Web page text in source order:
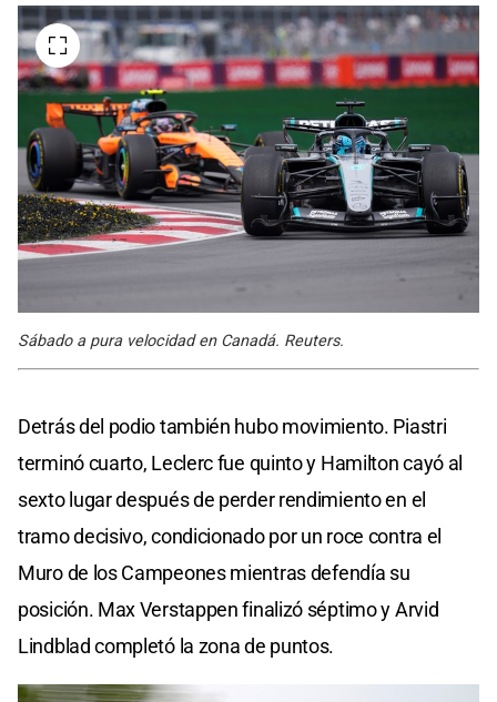
Sábado a pura velocidad en Canadá. Reuters.
Detrás del podio también hubo movimiento. Piastri
terminó cuarto, Leclerc fue quinto y Hamilton cayó al
sexto lugar después de perder rendimiento en el
tramo decisivo, condicionado por un roce contra el
Muro de los Campeones mientras defendía su
posición. Max Verstappen finalizó séptimo y Arvid
Lindblad completó la zona de puntos.